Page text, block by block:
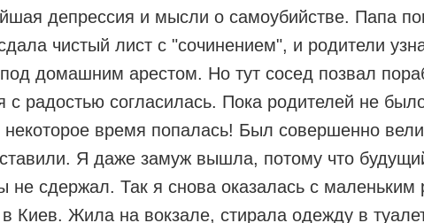
депрессия и мысли о самоубийстве. Папа
чистый лист с "сочинением", и родители
под домашним арестом. Но тут сосед позвал
радостью согласилась. Пока родителей не
некоторое время попалась! Был совершенно
Я даже замуж вышла, потому что
сдержал. Так я снова оказалась с маленьким
Киев. Жила на вокзале, стирала одежду в